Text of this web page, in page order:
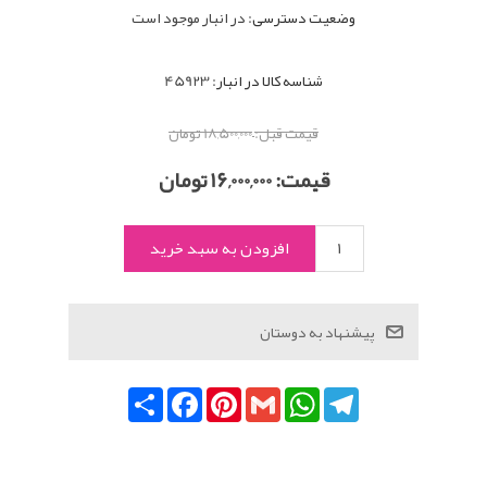
وضعیت دسترسی:در انبار موجود است
شناسه کالا در انبار:45923
قیمت قبل:18,500,000 تومان
قیمت:16,000,000 تومان
اشتراکFacebookPinterestGmail
WhatsAppTelegram